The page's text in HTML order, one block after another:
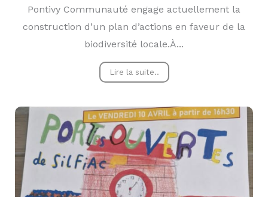
Pontivy Communauté engage actuellement la
construction d’un plan d’actions en faveur de la
biodiversité locale.À...
Lire la suite..